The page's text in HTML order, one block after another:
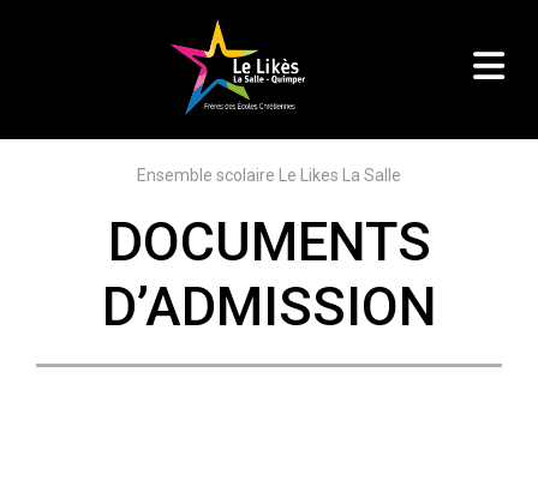
Ensemble scolaire Le Likes La Salle
DOCUMENTS
D’ADMISSION